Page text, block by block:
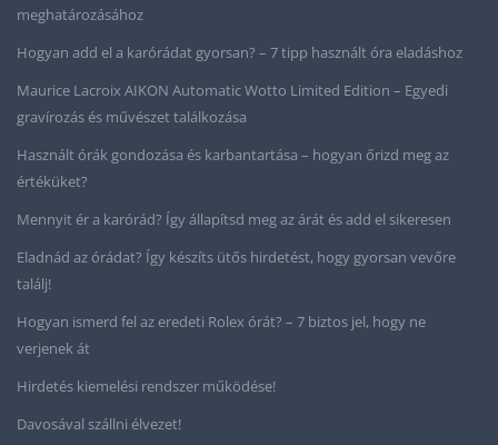
meghatározásához
Hogyan add el a karórádat gyorsan? – 7 tipp használt óra eladáshoz
Maurice Lacroix AIKON Automatic Wotto Limited Edition – Egyedi
gravírozás és művészet találkozása
Használt órák gondozása és karbantartása – hogyan őrizd meg az
értéküket?
Mennyit ér a karórád? Így állapítsd meg az árát és add el sikeresen
Eladnád az órádat? Így készíts ütős hirdetést, hogy gyorsan vevőre
találj!
Hogyan ismerd fel az eredeti Rolex órát? – 7 biztos jel, hogy ne
verjenek át
Hirdetés kiemelési rendszer működése!
Davosával szállni élvezet!